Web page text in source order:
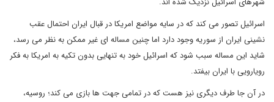
اسرائیل تصور می کند که در سایه مواضع امریکا در قبال ایران احتمال عقب
نشینی ایران از سوریه وجود دارد اما چنین مساله ای غیر ممکن به نظر می رسد،
شاید این مساله سبب شود که اسرائیل خود به تنهایی بدون تکیه به امریکا به فکر
رویارویی با ایران بیفتد.
در آن جا طرف دیگری نیز هست که در تمامی جهت ها بازی می کند؛ روسیه،